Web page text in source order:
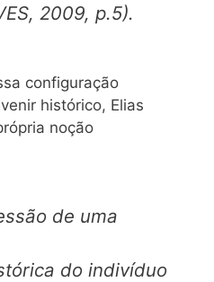
2009, p.5).
configuração
histórico, Elias
noção
de uma
do indivíduo